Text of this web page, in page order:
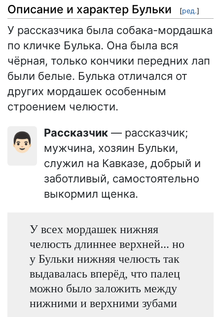
Описание и характер Бульки [ред.]
У рассказчика была собака-мордашка
по кличке Булька. Она была вся
чёрная, только кончики передних лап
были белые. Булька отличался от
других мордашек особенным
строением челюсти.
👨🏻 Рассказчик — рассказчик;
мужчина, хозяин Бульки,
служил на Кавказе, добрый и
заботливый, самостоятельно
выкормил щенка.
У всех мордашек нижняя
челюсть длиннее верхней... но
у Бульки нижняя челюсть так
выдавалась вперёд, что палец
можно было заложить между
нижними и верхними зубами